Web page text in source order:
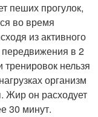
пеших прогулок,
во время
из активного
в 2
нельзя
организм
Жир он расходует
30 минут.